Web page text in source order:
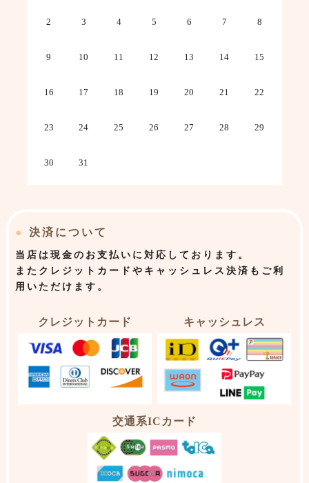
2 3 4 5 6 7 8
9 10 11 12 13 14 15
16 17 18 19 20 21 22
23 24 25 26 27 28 29
30 31
● 決済について
当店は 現金のお支払いに対応しております。
またクレジットカードやキャッシュレス決済もご利
用いただけます。
クレジットカード キャッシュレス
交通系ICカード